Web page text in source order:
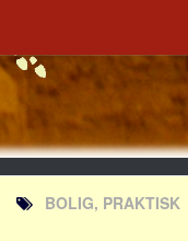
Portal
Udvandrerne.dk
Utvandrerne.no
Utvandrarna.se
Tyskland.dk
BOLIG, PRAKTISK